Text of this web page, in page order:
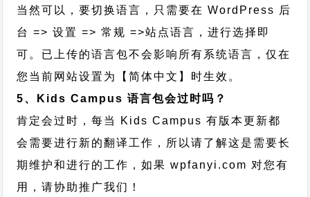
当然可以，要切换语言，只需要在 WordPress 后
台 => 设置 => 常规 =>站点语言，进行选择即
可。已上传的语言包不会影响所有系统语言，仅在
您当前网站设置为【简体中文】时生效。
5、Kids Campus 语言包会过时吗？
肯定会过时，每当 Kids Campus 有版本更新都
会需要进行新的翻译工作，所以请了解这是需要长
期维护和进行的工作，如果 wpfanyi.com 对您有
用，请协助推广我们！